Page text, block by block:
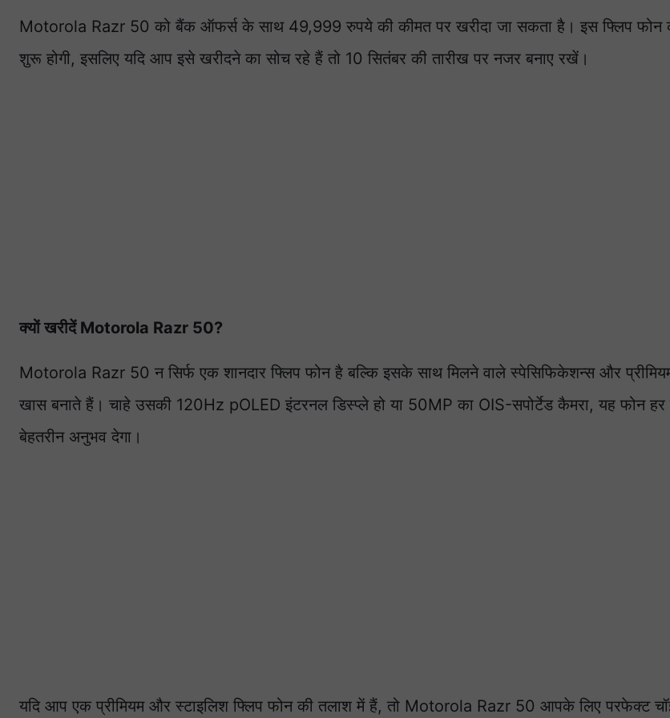
Motorola Razr 50 को बैंक ऑफर्स के साथ 49,999 रुपये की कीमत पर खरीदा जा सकता है। इस फ्लिप फोन
शुरू होगी, इसलिए यदि आप इसे खरीदने का सोच रहे हैं तो 10 सितंबर की तारीख पर नजर बनाए रखें।
क्यों खरीदें Motorola Razr 50?
Motorola Razr 50 न सिर्फ एक शानदार फ्लिप फोन है बल्कि इसके साथ मिलने वाले स्पेसिफिकेशन्स और
खास बनाते हैं। चाहे उसकी 120Hz pOLED इंटरनल डिस्प्ले हो या 50MP का OIS-सपोर्टेड कैमरा, यह फोन
बेहतरीन अनुभव देगा।
यदि आप एक प्रीमियम और स्टाइलिश फ्लिप फोन की तलाश में हैं, तो Motorola Razr 50 आपके लिए परफेक्ट